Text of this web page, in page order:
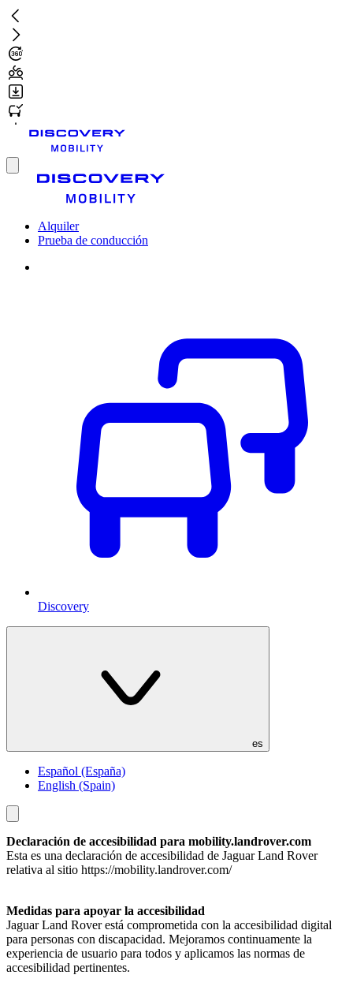
Ir
al
contenido
principal
Toggle
Alquiler
Prueba de conducción
Discovery
es
Español (España)
English (Spain)
Toggle
menu
Declaración de accesibilidad para mobility.landrover.com
Esta es una declaración de accesibilidad de Jaguar Land Rover
relativa al sitio https://mobility.landrover.com/
Medidas para apoyar la accesibilidad
Jaguar Land Rover está comprometida con la accesibilidad digital
para personas con discapacidad. Mejoramos continuamente la
experiencia de usuario para todos y aplicamos las normas de
accesibilidad pertinentes.